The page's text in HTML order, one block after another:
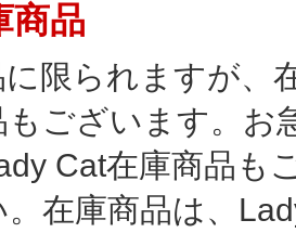
商品
限られますが、
ございます。お
Cat在庫商品も
在庫商品は、